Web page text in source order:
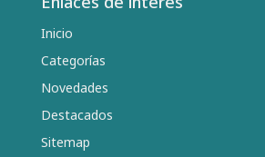
Inicio
Categorías
Novedades
Destacados
Sitemap